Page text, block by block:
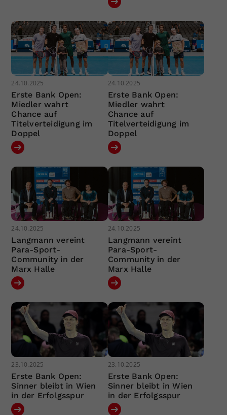
24.10.2025
Erste Bank Open:
Miedler wahrt
Chance auf
Titelverteidigung im
Doppel
24.10.2025
Erste Bank Open:
Miedler wahrt
Chance auf
Titelverteidigung im
Doppel
24.10.2025
Langmann vereint
Para-Sport-
Community in der
Marx Halle
24.10.2025
Langmann vereint
Para-Sport-
Community in der
Marx Halle
23.10.2025
Erste Bank Open:
Sinner bleibt in Wien
in der Erfolgsspur
23.10.2025
Erste Bank Open:
Sinner bleibt in Wien
in der Erfolgsspur